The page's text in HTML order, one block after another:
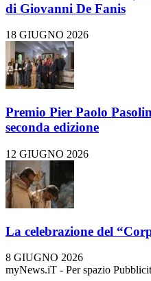
di Giovanni De Fanis
18 GIUGNO 2026
Premio Pier Paolo
seconda edizione
12 GIUGNO 2026
La celebrazione del
8 GIUGNO 2026
myNews.iT - Per spazio